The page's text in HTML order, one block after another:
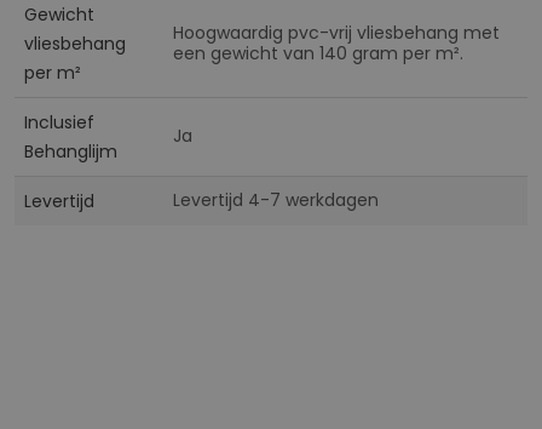
Gewicht
vliesbehang
per m²
Hoogwaardig pvc-vrij vliesbehang met
een gewicht van 140 gram per m².
Inclusief
Behanglijm
Ja
Levertijd Levertijd 4-7 werkdagen